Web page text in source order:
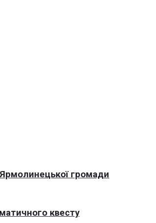
Ярмолинецької громади
квесту